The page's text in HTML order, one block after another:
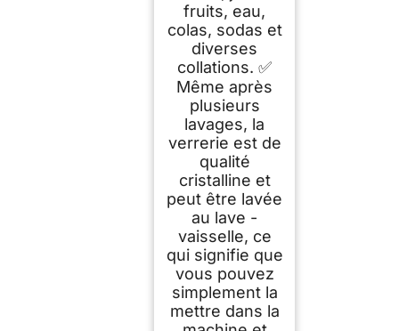
fruits, eau,
colas, sodas et
diverses
collations. ✅
Même après
plusieurs
lavages, la
verrerie est de
qualité
cristalline et
peut être lavée
au lave -
vaisselle, ce
qui signifie que
vous pouvez
simplement la
mettre dans la